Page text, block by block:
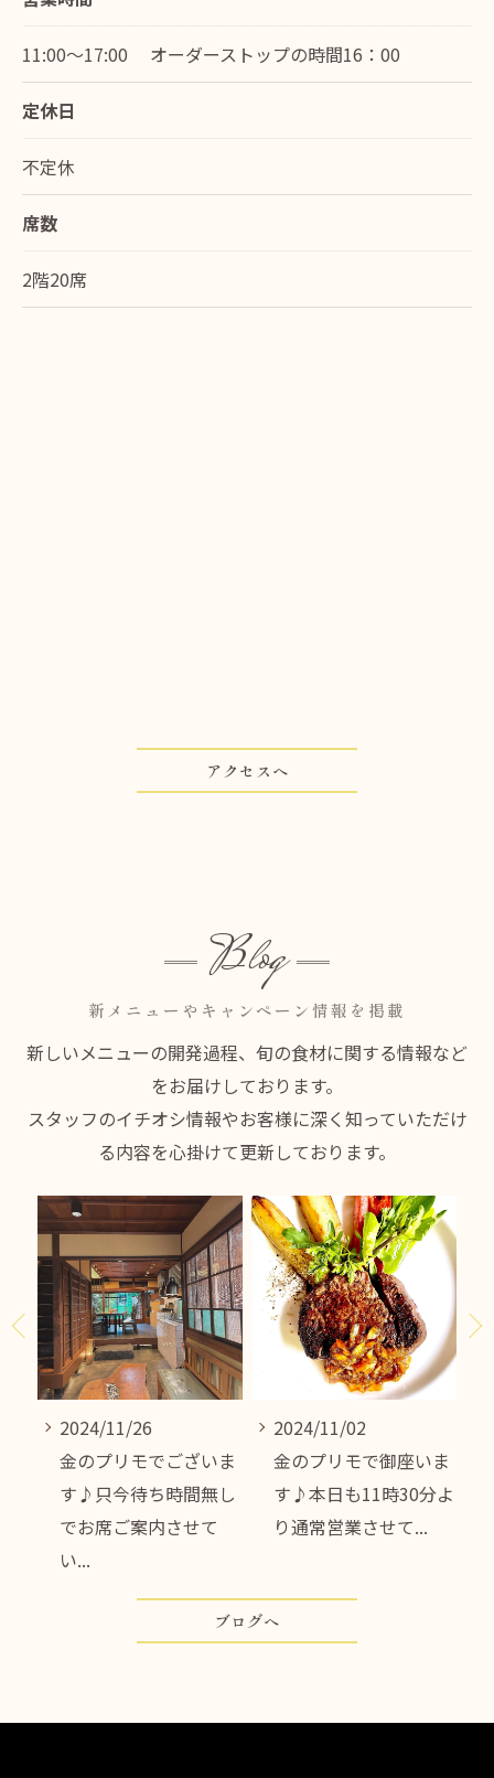
11:00～17:00 オーダーストップの時間16：00
定休日
不定休
席数
2階20席
アクセスへ
新メニューやキャンペーン情報を掲載
Blog
新しいメニューの開発過程、旬の食材に関する情報など
をお届けしております。
スタッフのイチオシ情報やお客様に深く知っていただけ
る内容を心掛けて更新しております。
2024/11/26
金のプリモでございま
す♪只今待ち時間無し
でお席ご案内させて
い...
2024/11/02
金のプリモで御座いま
す♪本日も11時30分よ
り通常営業させて...
ブログへ